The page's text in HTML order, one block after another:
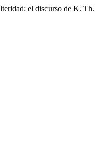
el discurso de K.